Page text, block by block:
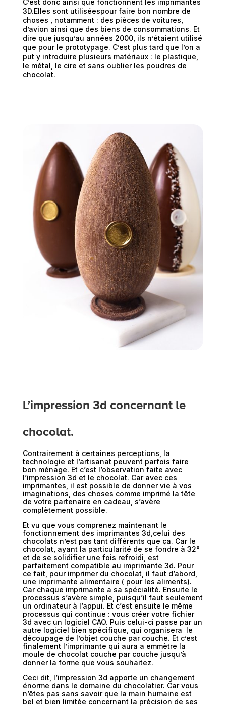
C’est donc ainsi que fonctionnent les imprimantes
3D.Elles sont utiliséespour faire bon nombre de
choses , notamment : des pièces de voitures,
d’avion ainsi que des biens de consommations. Et
dire que jusqu’au années 2000, ils n’étaient utilisé
que pour le prototypage. C’est plus tard que l’on a
put y introduire plusieurs matériaux : le plastique,
le métal, le cire et sans oublier les poudres de
chocolat.
L’impression 3d concernant le
chocolat.
Contrairement à certaines perceptions, la
technologie et l’artisanat peuvent parfois faire
bon ménage. Et c’est l’observation faite avec
l’impression 3d et le chocolat. Car avec ces
imprimantes, il est possible de donner vie à vos
imaginations, des choses comme imprimé la tête
de votre partenaire en cadeau, s’avère
complètement possible.
Et vu que vous comprenez maintenant le
fonctionnement des imprimantes 3d,celui des
chocolats n’est pas tant différents que ça. Car le
chocolat, ayant la particularité de se fondre à 32°
et de se solidifier une fois refroidi, est
parfaitement compatible au imprimante 3d. Pour
ce fait, pour imprimer du chocolat, il faut d’abord,
une imprimante alimentaire ( pour les aliments).
Car chaque imprimante a sa spécialité. Ensuite le
processus s’avère simple, puisqu’il faut seulement
un ordinateur à l’appui. Et c’est ensuite le même
processus qui continue : vous créer votre fichier
3d avec un logiciel CAO. Puis celui-ci passe par un
autre logiciel bien spécifique, qui organisera le
découpage de l’objet couche par couche. Et c’est
finalement l’imprimante qui aura a emmètre la
moule de chocolat couche par couche jusqu’à
donner la forme que vous souhaitez.
Ceci dit, l’impression 3d apporte un changement
énorme dans le domaine du chocolatier. Car vous
n’êtes pas sans savoir que la main humaine est
bel et bien limitée concernant la précision de ses